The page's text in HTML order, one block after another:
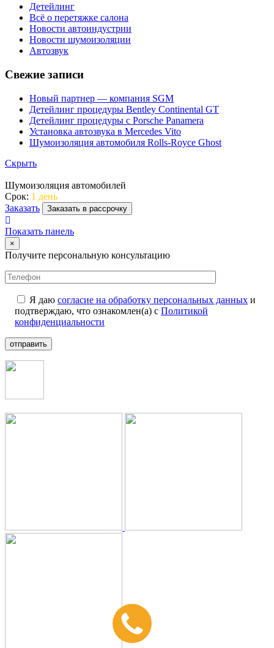
Детейлинг
Всё о перетяжке салона
Новости автоиндустрии
Новости шумоизоляции
Автозвук
Свежие записи
Новый партнер — компания SGM
Детейлинг процедуры Bentley Continental GT
Детейлинг процедуры с Porsche Panamera
Установка автозвука в Mercedes Vito
Шумоизоляция автомобиля Rolls-Royce Ghost
Скрыть
Шумоизоляция автомобилей
Срок: 1 день
Заказать
Заказать в рассрочку
Показать панель
×
Получите персональную консультацию
Я даю согласие на обработку персональных данных и
подтверждаю, что ознакомлен(а) с Политикой
конфиденциальности
отправить